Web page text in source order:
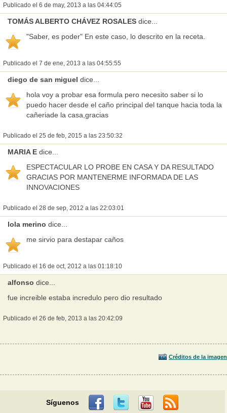
Publicado el 6 de may, 2013 a las 04:44:05
TOMÁS ALBERTO CHÁVEZ ROSALES dice...
"Saber, es poder" En este caso, lo descrito en la receta.
Publicado el 7 de ene, 2013 a las 04:55:55
diego de san miguel dice...
hola voy a probar esa formula pero necesito saber si lo
puedo hacer desde el caño principal del tanque hacia toda la
cañeriade la casa,gracias
Publicado el 25 de feb, 2015 a las 23:50:32
MARIA E dice...
ESPECTACULAR LO PROBE EN CASA Y DA RESULTADO
GRACIAS POR MANTENERME INFORMADA DE LAS
INNOVACIONES
Publicado el 28 de sep, 2012 a las 22:03:01
lola merino dice...
me sirvio para destapar caños
Publicado el 16 de oct, 2012 a las 01:18:10
alfonso dice...
fue increible estaba incredulo pero dio resultado
Publicado el 26 de feb, 2013 a las 20:42:09
Créditos de la imagen
Síguenos